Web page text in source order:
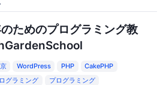
のためのプログラミング教
WordPress PHP
CakePHP
グラミング
プログラミング